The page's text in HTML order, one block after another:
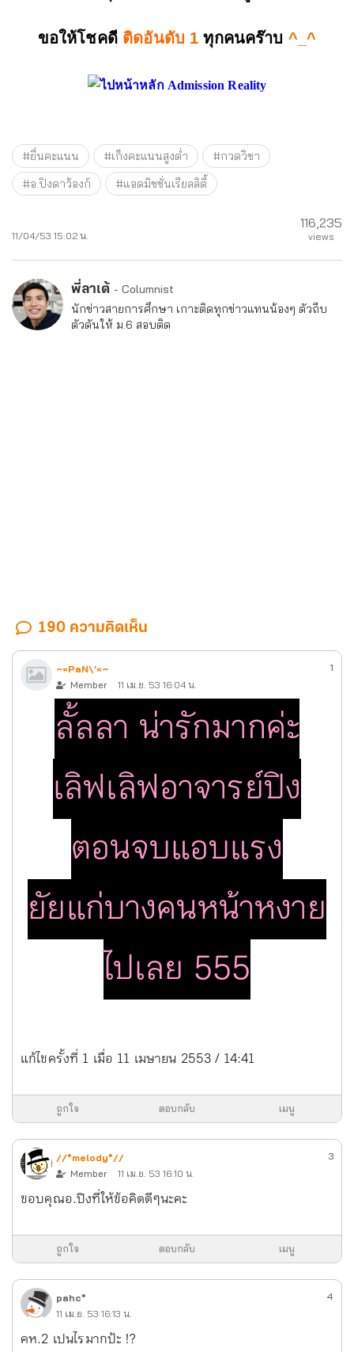
ขอให้โชคดี ติดอันดับ 1 ทุกคนคร๊าบ ^_^
#ยื่นคะแนน #เก็งคะแนนสูงต่ำ
#กวดวิชา
#อ.ปิงดาว้องก์
#แอดมิชชั่นเรียลลิตี้
11/04/53 15:02 น.
116,235
views
พี่ลาเต้ - Columnist
นักข่าวสายการศึกษา เกาะติดทุกข่าวแทนน้องๆ ตัวถีบ
ตัวดันให้ ม.6 สอบติด
190 ความคิดเห็น
~=PaN\'=~
Member
11 เม.ย. 53 16:04 น.
1
ลั้ลลา น่ารักมากค่ะ
เลิฟเลิฟอาจารย์ปิง
ตอนจบแอบแรง
ยัยแก่บางคนหน้าหงาย
ไปเลย 555
แก้ไขครั้งที่ 1 เมื่อ 11 เมษายน 2553 / 14:41
ถูกใจ ตอบกลับ เมนู
//*melody*//
Member
11 เม.ย. 53 16:10 น.
3
ขอบคุณอ.ปิงที่ให้ข้อคิดดีๆนะคะ
ถูกใจ ตอบกลับ เมนู
pahc*
11 เม.ย. 53 16:13 น.
4
คห.2 เปนไรมากป้ะ !?